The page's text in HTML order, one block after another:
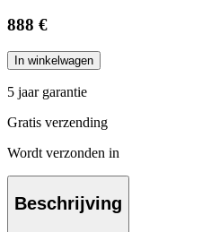
888 €
In winkelwagen
5 jaar garantie
Gratis verzending
Wordt verzonden in
Beschrijving